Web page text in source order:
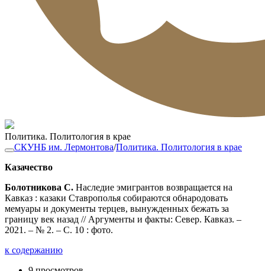
Политика. Политология в крае
СКУНБ им. Лермонтова/Политика. Политология в крае
Казачество
Болотникова С. Наследие эмигрантов возвращается на
Кавказ : казаки Ставрополья собираются обнародовать
мемуары и документы терцев, вынужденных бежать за
границу век назад // Аргументы и факты: Север. Кавказ. –
2021. – № 2. – С. 10 : фото.
к содержанию